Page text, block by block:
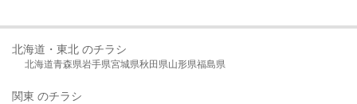
北海道・東北 のチラシ
北海道青森県岩手県宮城県秋田県山形県福島県
関東 のチラシ